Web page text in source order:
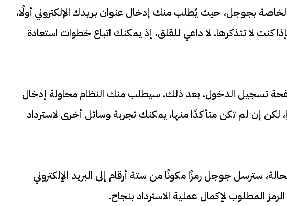
بجوجل، حيث يُطلب منك إدخال عنوان بريدك الإلكتروني أولًا،
كنت لا تتذكرها، لا داعي للقلق، إذ يمكنك اتباع خطوات استعادة
تسجيل الدخول، بعد ذلك، سيطلب منك النظام محاولة إدخال
لكن إن لم تكن متأكدًا منها، يمكنك تجربة وسائل أخرى لاسترداد
سترسل جوجل رمزًا مكونًا من ستة أرقام إلى البريد الإلكتروني
المطلوب لإكمال عملية الاسترداد بنجاح.